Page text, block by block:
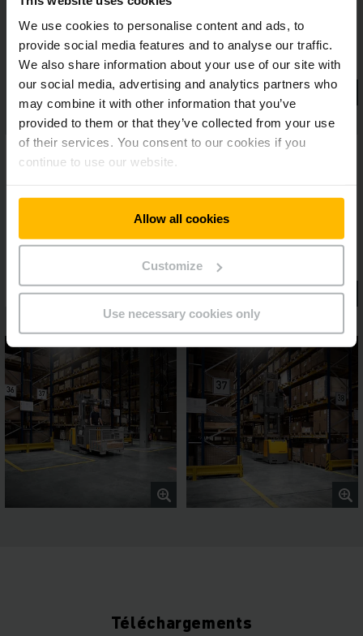
We use cookies to personalise content and ads, to
provide social media features and to analyse our traffic.
We also share information about your use of our site with
our social media, advertising and analytics partners who
may combine it with other information that you’ve
provided to them or that they’ve collected from your use
of their services. You consent to our cookies if you
continue to use our website.
Allow all cookies
Customize
Use necessary cookies only
Téléchargements